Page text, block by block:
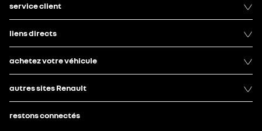
service client
liens directs
achetez votre véhicule
autres sites Renault
restons connectés